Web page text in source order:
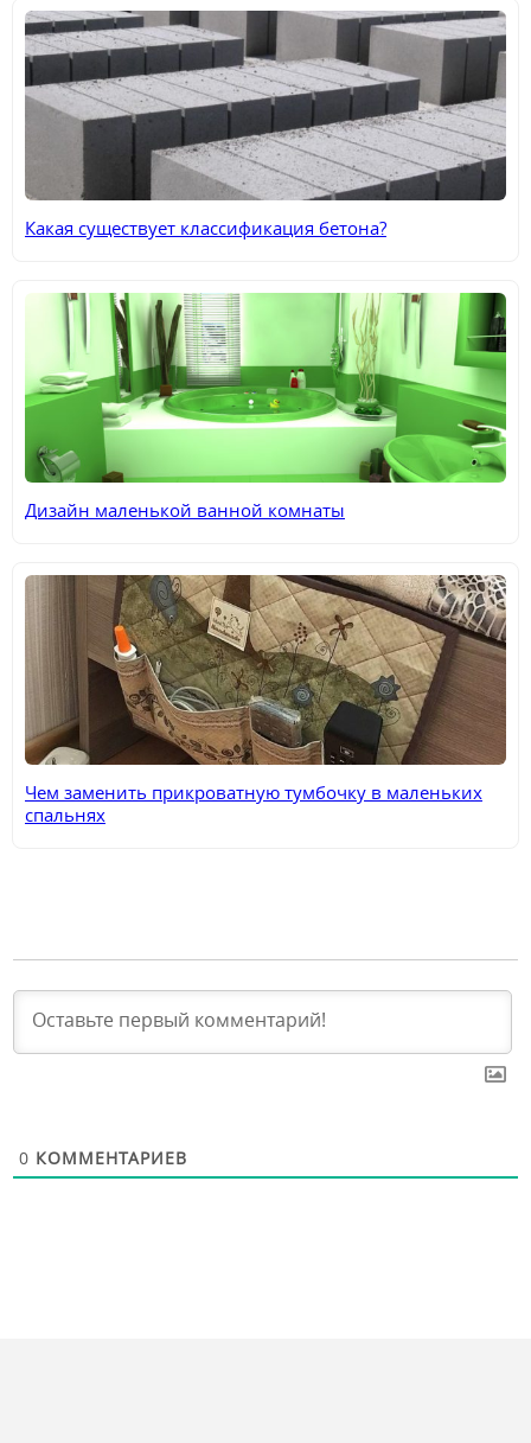
Какая существует классификация бетона?
Дизайн маленькой ванной комнаты
Чем заменить прикроватную тумбочку в маленьких
спальнях
0 КОММЕНТАРИЕВ